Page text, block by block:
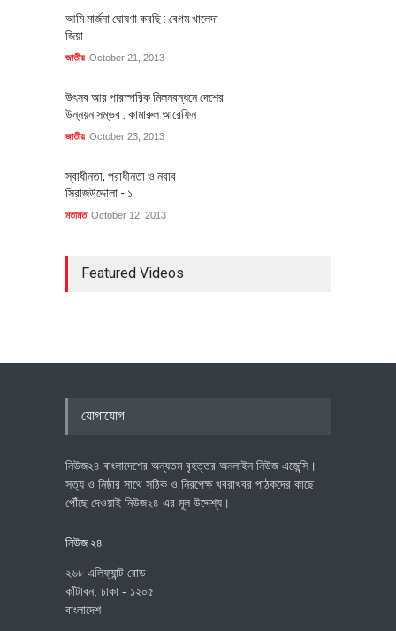
আমি মার্জনা ঘোষণা করছি : বেগম খালেদা
জিয়া
জাতীয় October 21, 2013
উৎসব আর পারস্পরিক মিলনবন্ধনে দেশের
উন্নয়ন সম্ভব : কামারুল আরেফিন
জাতীয় October 23, 2013
স্বাধীনতা, পরাধীনতা ও নবাব
সিরাজউদ্দৌলা - ১
মতামত October 12, 2013
Featured Videos
যোগাযোগ
নিউজ২৪ বাংলাদেশের অন্যতম বৃহত্তর অনলাইন নিউজ এজেন্সি।
সত্য ও নিষ্ঠার সাথে সঠিক ও নিরপেক্ষ খবরাখবর পাঠকদের কাছে
পৌঁছে দেওয়াই নিউজ২৪ এর মূল উদ্দেশ্য।
নিউজ ২৪
২৬৮ এলিফ্যান্ট রোড
কাঁটাবন, ঢাকা - ১২০৫
বাংলাদেশ